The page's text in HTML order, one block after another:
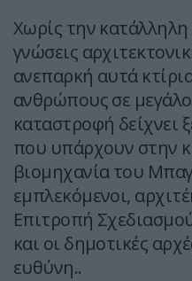
Χωρίς την κατάλληλη
γνώσεις
ανεπαρκή αυτά
ανθρώπους σε
καταστροφή δείχνει
που υπάρχουν στην
βιομηχανία του
εμπλεκόμενοι,
Επιτροπή
και οι δημοτικές
ευθύνη..